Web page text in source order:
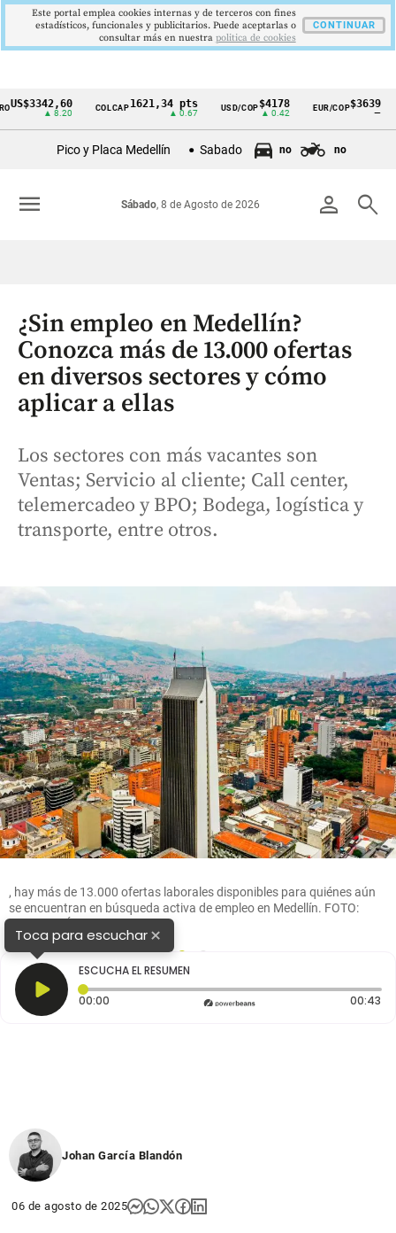
Cintillo
Colombia
▲ 8.20
COLCAP 1621,34 pts
▲ 0.67
USD/COP$4178
▲ 0.42
EUR/COP $3639
Pico y Placa Medellín Sabado no no
person search
Sábado, 8 de Agosto de 2026
menu
¿Sin empleo en Medellín?
Conozca más de 13.000 ofertas
en diversos sectores y cómo
aplicar a ellas
Los sectores con más vacantes son
Ventas; Servicio al cliente; Call center,
telemercadeo y BPO; Bodega, logística y
transporte, entre otros.
, hay más de 13.000 ofertas laborales disponibles para quiénes aún
se encuentran en búsqueda activa de empleo en Medellín. FOTO:
CAMILO SÚAREZ
Toca para escuchar×
ESCUCHA EL RESUMEN
00:00 Tiempo transcurrido: 0 segundos 00:43
Johan García Blandón
06 de agosto de 2025
Este portal emplea cookies internas y de terceros con fines
estadísticos, funcionales y publicitarios. Puede aceptarlas o
consultar más en nuestra politica de cookies
CONTINUAR